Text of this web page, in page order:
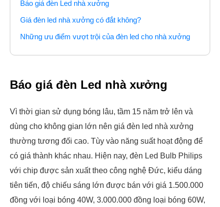
Báo giá đèn Led nhà xưởng
Giá đèn led nhà xưởng có đắt không?
Những ưu điểm vượt trội của đèn led cho nhà xưởng
Báo giá đèn Led nhà xưởng
Vì thời gian sử dụng bóng lâu, tầm 15 năm trở lên và
dùng cho không gian lớn nên giá đèn led nhà xưởng
thường tương đối cao. Tùy vào năng suất hoạt động để
có giá thành khác nhau. Hiện nay, đèn Led Bulb Philips
với chip được sản xuất theo công nghệ Đức, kiểu dáng
tiên tiến, độ chiếu sáng lớn được bán với giá 1.500.000
đồng với loại bóng 40W, 3.000.000 đồng loại bóng 60W,